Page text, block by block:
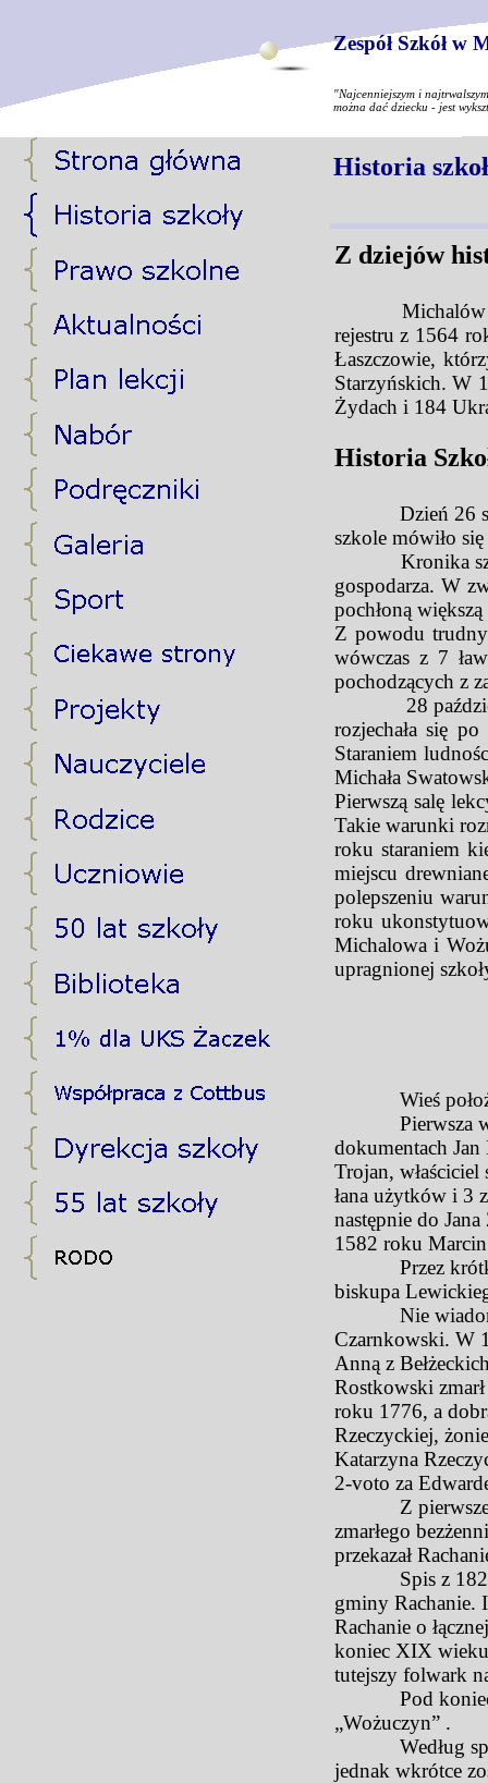
"Najcenniejszym i
można dać dziecku - jest
Zespół Szkół w
Z dziejów
Michalów wieś
rejestru z 1564
Łaszczowie,
Starzyńskich. W
Żydach i 184
Historia
Dzień 26
szkole mówiło
Kronika
gospodarza. W
pochłoną
Z powodu
wówczas z 7
pochodzących z
28
rozjechała się
Staraniem
Michała
Pierwszą salę
Takie warunki
roku staraniem
miejscu
polepszeniu
roku
Michalowa i
upragnionej
Wieś
Pierwsza
dokumentach
Trojan,
łana użytków i 3
następnie do
1582 roku Marcin
Przez krótki
biskupa
Nie wiadomo
Czarnkowski. W
Anną z
Rostkowski
roku 1776, a
Rzeczyckiej,
Katarzyna
2-voto za
Z pierwszego
zmarłego
przekazał
Spis z 1827
gminy Rachanie.
Rachanie o
koniec XIX
tutejszy folwark
Pod koniec
„Wożuczyn” .
Według spisu
jednak wkrótce
Historia